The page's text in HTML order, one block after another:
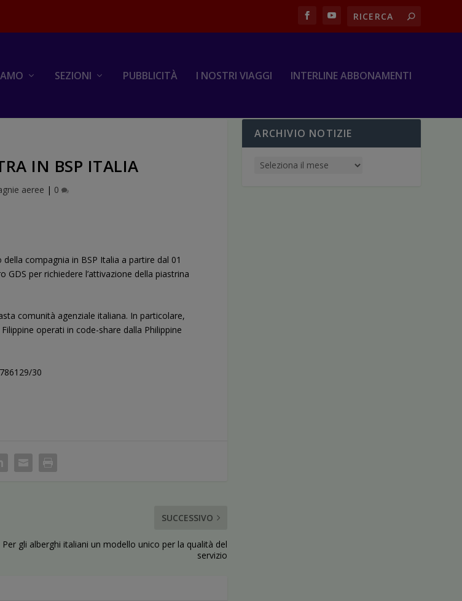
SEZIONI PUBBLICITÀ I NOSTRI VIAGGI INTERLINE ABBONAMENTI
IN BSP ITALIA
aeree | 0
compagnia in BSP Italia a partire dal 01
per richiedere l’attivazione della piastrina
comunità agenziale italiana. In particolare,
operati in code-share dalla Philippine
30
SUCCESSIVO
Per gli alberghi italiani un modello unico per la qualità del
servizio
ARCHIVIO NOTIZIE